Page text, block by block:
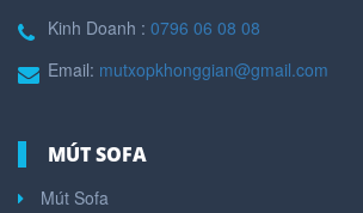
Kinh Doanh : 0796 06 08 08
Email: mutxopkhonggian@gmail.com
MÚT SOFA
Mút Sofa